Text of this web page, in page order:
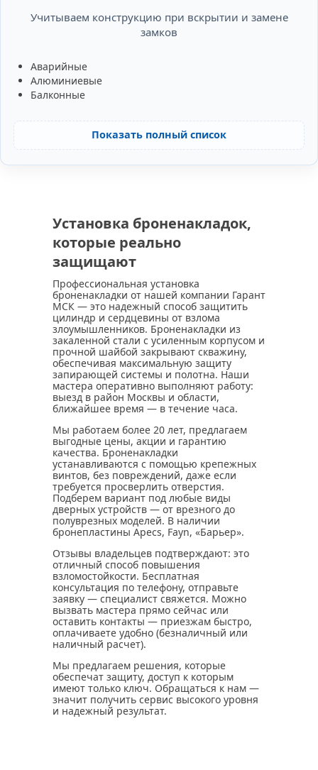
Учитываем конструкцию при вскрытии и замене
замков
Аварийные
Алюминиевые
Балконные
Показать полный список
Установка броненакладок,
которые реально
защищают
Профессиональная установка
броненакладки от нашей компании Гарант
МСК — это надежный способ защитить
цилиндр и сердцевины от взлома
злоумышленников. Броненакладки из
закаленной стали с усиленным корпусом и
прочной шайбой закрывают скважину,
обеспечивая максимальную защиту
запирающей системы и полотна. Наши
мастера оперативно выполняют работу:
выезд в район Москвы и области,
ближайшее время — в течение часа.
Мы работаем более 20 лет, предлагаем
выгодные цены, акции и гарантию
качества. Броненакладки
устанавливаются с помощью крепежных
винтов, без повреждений, даже если
требуется просверлить отверстия.
Подберем вариант под любые виды
дверных устройств — от врезного до
полуврезных моделей. В наличии
бронепластины Apecs, Fayn, «Барьер».
Отзывы владельцев подтверждают: это
отличный способ повышения
взломостойкости. Бесплатная
консультация по телефону, отправьте
заявку — специалист свяжется. Можно
вызвать мастера прямо сейчас или
оставить контакты — приезжам быстро,
оплачиваете удобно (безналичный или
наличный расчет).
Мы предлагаем решения, которые
обеспечат защиту, доступ к которым
имеют только ключ. Обращаться к нам —
значит получить сервис высокого уровня
и надежный результат.